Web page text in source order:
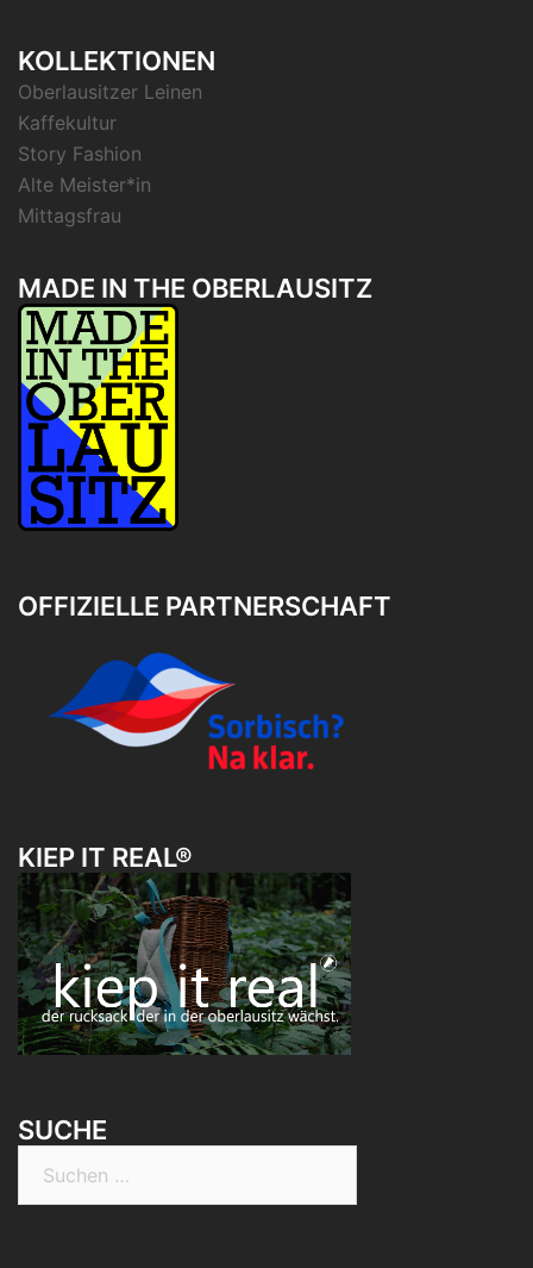
KOLLEKTIONEN
Oberlausitzer Leinen
Kaffekultur
Story Fashion
Alte Meister*in
Mittagsfrau
MADE IN THE OBERLAUSITZ
OFFIZIELLE PARTNERSCHAFT
KIEP IT REAL®
SUCHE